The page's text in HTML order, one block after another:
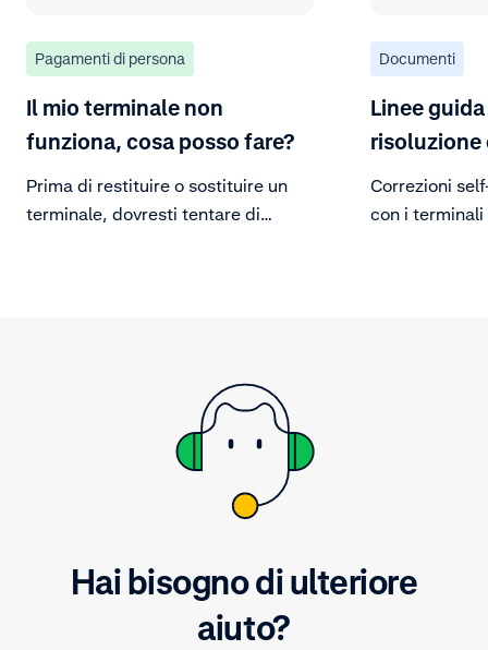
Pagamenti di persona
Il mio terminale non
funziona, cosa posso fare?
Prima di restituire o sostituire un
terminale, dovresti tentare di
Documenti
Linee
risoluzione
Correzioni
con i
Hai bisogno di ulteriore
aiuto?